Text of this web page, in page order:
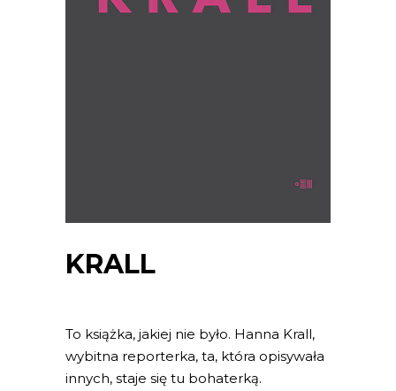
KRALL
To książka, jakiej nie było. Hanna Krall,
wybitna reporterka, ta, która opisywała
innych, staje się tu bohaterką.